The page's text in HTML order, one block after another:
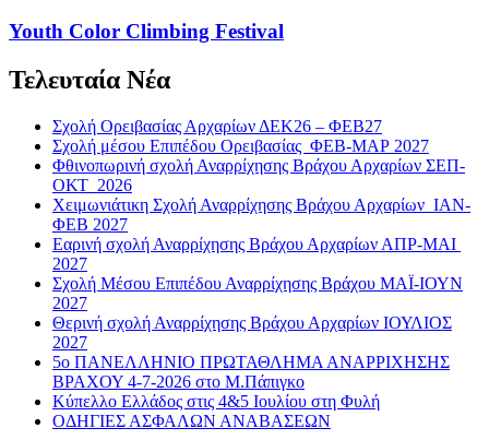
Youth Color Climbing Festival
Τελευταία Νέα
Σχολή Ορειβασίας Αρχαρίων ΔΕΚ26 – ΦΕΒ27
Σχολή μέσου Επιπέδου Ορειβασίας ΦΕΒ-ΜΑΡ 2027
Φθινοπωρινή σχολή Αναρρίχησης Βράχου Αρχαρίων ΣΕΠ-
ΟΚΤ 2026
Χειμωνιάτικη Σχολή Αναρρίχησης Βράχου Αρχαρίων ΙΑΝ-
ΦΕΒ 2027
Εαρινή σχολή Αναρρίχησης Βράχου Αρχαρίων ΑΠΡ-ΜΑΙ
2027
Σχολή Μέσου Επιπέδου Αναρρίχησης Βράχου ΜΑΪ-ΙΟΥΝ
2027
Θερινή σχολή Αναρρίχησης Βράχου Αρχαρίων ΙΟΥΛΙΟΣ
2027
5ο ΠΑΝΕΛΛΗΝΙΟ ΠΡΩΤΑΘΛΗΜΑ ΑΝΑΡΡΙΧΗΣΗΣ
ΒΡΑΧΟΥ 4-7-2026 στο Μ.Πάπιγκο
Κύπελλο Ελλάδος στις 4&5 Ιουλίου στη Φυλή
ΟΔΗΓΙΕΣ ΑΣΦΑΛΩΝ ΑΝΑΒΑΣΕΩΝ